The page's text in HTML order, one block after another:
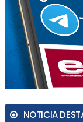
NOTICIA